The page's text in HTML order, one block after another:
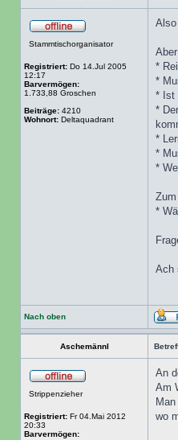
Stammtischorganisator
Registriert: Do 14.Jul 2005
12:17
Barvermögen:
1.733,88 Groschen
Beiträge: 4210
Wohnort: Deltaquadrant
Also
*
*
* Ist
*
*
*
*
*
Ach
Nach oben
Aschemännl
Strippenzieher
Registriert: Fr 04.Mai 2012
20:33
Barvermögen:
An
Am
wo